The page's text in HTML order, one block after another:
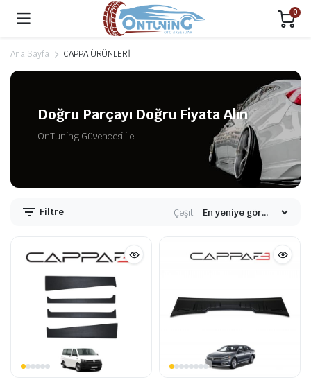
0
Ana Sayfa CAPPA ÜRÜNLERİ
Doğru Parçayı Doğru Fiyata Alın
OnTuning Güvencesi ile...
Filtre Çeşit: